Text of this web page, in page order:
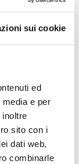
sui cookie
ed
e per
sito con i
dati web,
combinarle